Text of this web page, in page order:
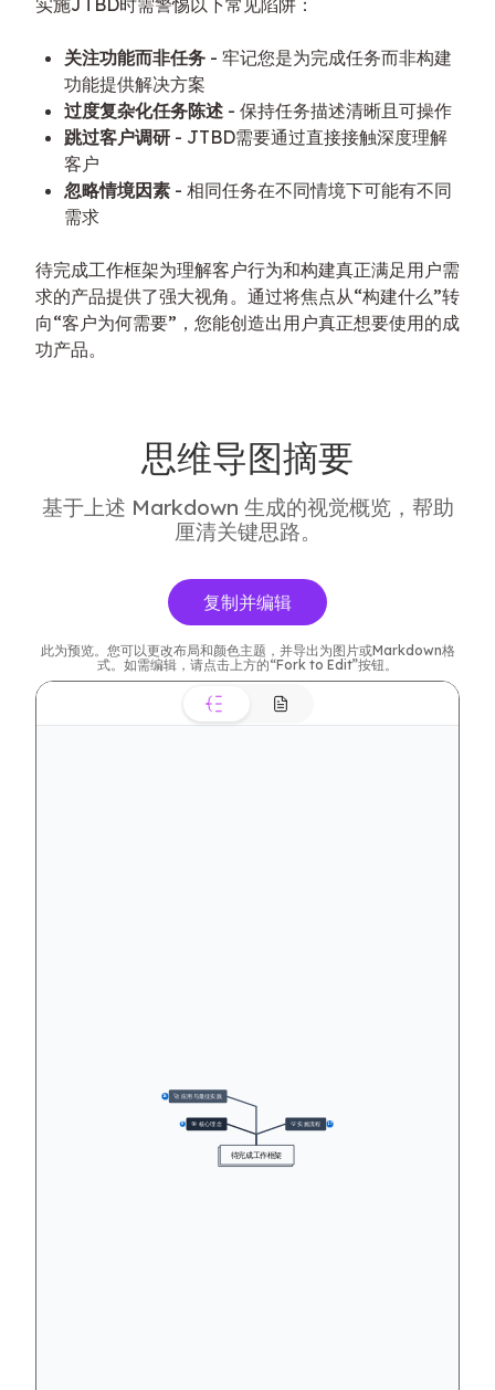
实施JTBD时需警惕以下常见陷阱：
关注功能而非任务 - 牢记您是为完成任务而非构建
功能提供解决方案
过度复杂化任务陈述 - 保持任务描述清晰且可操作
跳过客户调研 - JTBD需要通过直接接触深度理解
客户
忽略情境因素 - 相同任务在不同情境下可能有不同
需求
待完成工作框架为理解客户行为和构建真正满足用户需
求的产品提供了强大视角。通过将焦点从“构建什么”转
向“客户为何需要”，您能创造出用户真正想要使用的成
功产品。
思维导图摘要
基于上述 Markdown 生成的视觉概览，帮助
厘清关键思路。
复制并编辑
此为预览。您可以更改布局和颜色主题，并导出为图片或Markdown格
式。如需编辑，请点击上方的“Fork to Edit”按钮。
🎯 核心理念
8 💡 实施流程 17
🚀 应用与最佳实践
16
待完成工作框架